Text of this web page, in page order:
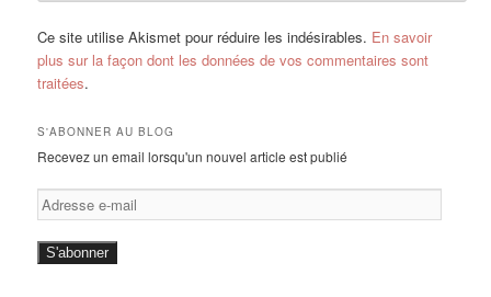
Ce site utilise Akismet pour réduire les indésirables. En savoir
plus sur la façon dont les données de vos commentaires sont
traitées.
S'ABONNER AU BLOG
Recevez un email lorsqu'un nouvel article est publié
Adresse
e-
mail
S'abonner